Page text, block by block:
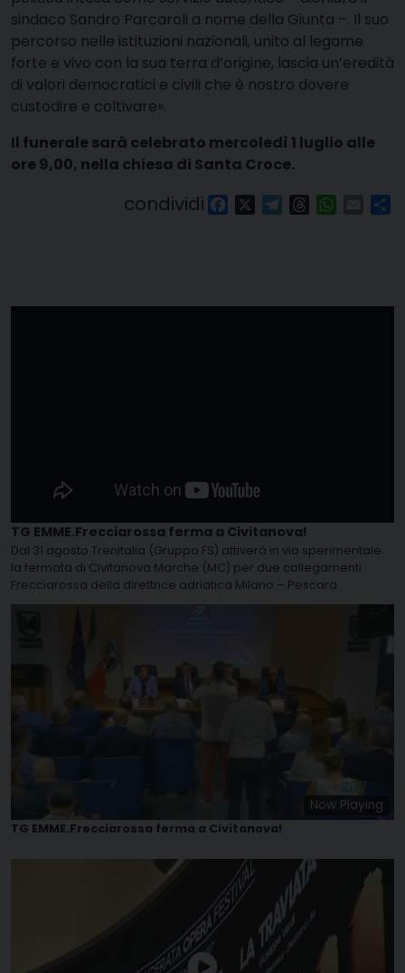
sindaco Sandro Parcaroli a nome della Giunta –. Il suo
percorso nelle istituzioni nazionali, unito al legame
forte e vivo con la sua terra d’origine, lascia un’eredità
di valori democratici e civili che è nostro dovere
custodire e coltivare».
Il funerale sarà celebrato mercoledì 1 luglio alle
ore 9,00, nella chiesa di Santa Croce.
condividi FacebookTelegram
Threads Email
TG EMME.Frecciarossa ferma a Civitanova!
Dal 31 agosto Trenitalia (Gruppo FS) attiverà in via sperimentale
la fermata di Civitanova Marche (MC) per due collegamenti
Frecciarossa della direttrice adriatica Milano – Pescara.
Now Playing
TG EMME.Frecciarossa ferma a Civitanova!